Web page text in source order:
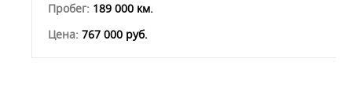
Пробег: 189 000 км.
Цена: 767 000 руб.